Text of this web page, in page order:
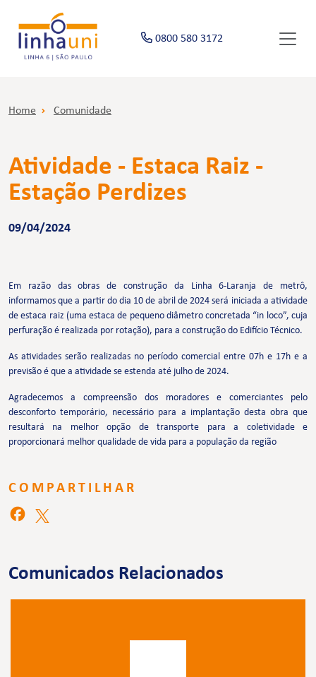
0800 580 3172
Home Comunidade
Atividade - Estaca Raiz -
Estação Perdizes
09/04/2024
Em razão das obras de construção da Linha 6-Laranja de metrô,
informamos que a partir do dia 10 de abril de 2024 será iniciada a atividade
de estaca raiz (uma estaca de pequeno diâmetro concretada “in loco”, cuja
perfuração é realizada por rotação), para a construção do Edifício Técnico.
As atividades serão realizadas no período comercial entre 07h e 17h e a
previsão é que a atividade se estenda até julho de 2024.
Agradecemos a compreensão dos moradores e comerciantes pelo
desconforto temporário, necessário para a implantação desta obra que
resultará na melhor opção de transporte para a coletividade e
proporcionará melhor qualidade de vida para a população da região
COMPARTILHAR
Comunicados Relacionados